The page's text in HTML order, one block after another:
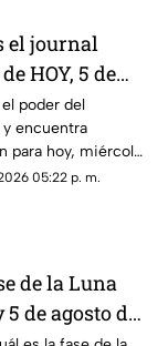
el journal
HOY, 5 de
2026? Utiliza
para escribir
y
sobre tu día
poder del
encuentra
para hoy, miércoles
de 2026. Un
05:22 p. m.
de la Luna
de agosto de